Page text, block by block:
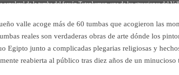
sepulcral de la tumba del faraón Tutankamon, una de las atracciones del
valle acoge más de 60 tumbas que acogieron las
reales son verdaderas obras de arte dónde los
Egipto junto a complicadas plegarias religiosas y
reabierta al público tras diez años de un minucioso